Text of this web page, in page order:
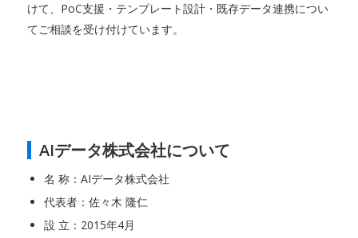
けて、PoC支援・テンプレート設計・既存データ連携につい
てご相談を受け付けています。
AIデータ株式会社について
名 称：AIデータ株式会社
代表者：佐々木 隆仁
設 立：2015年4月